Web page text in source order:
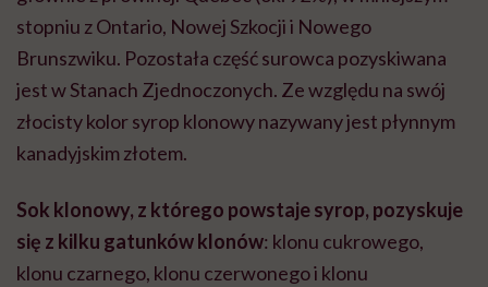
stopniu z Ontario, Nowej Szkocji i Nowego
Brunszwiku. Pozostała część surowca pozyskiwana
jest w Stanach Zjednoczonych. Ze względu na swój
złocisty kolor syrop klonowy nazywany jest płynnym
kanadyjskim złotem.
Sok klonowy, z którego powstaje syrop, pozyskuje
się z kilku gatunków klonów: klonu cukrowego,
klonu czarnego, klonu czerwonego i klonu